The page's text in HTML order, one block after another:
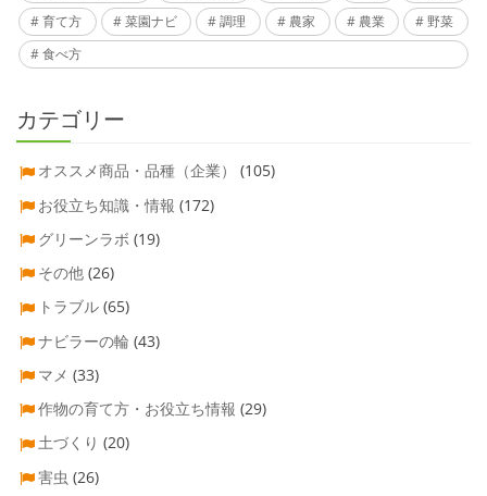
育て方
菜園ナビ 調理 農家 農業
野菜
食べ方
カテゴリー
オススメ商品・品種（企業）
(105)
お役立ち知識・情報 (172)
グリーンラボ (19)
その他 (26)
トラブル (65)
ナビラーの輪 (43)
マメ (33)
作物の育て方・お役立ち情報 (29)
土づくり (20)
害虫 (26)